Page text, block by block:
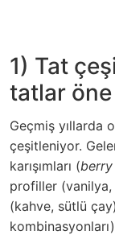
1) Tat
tatlar öne
Geçmiş yıllarda
çeşitleniyor.
karışımları (berry
profiller (vanilya,
(kahve, sütlü